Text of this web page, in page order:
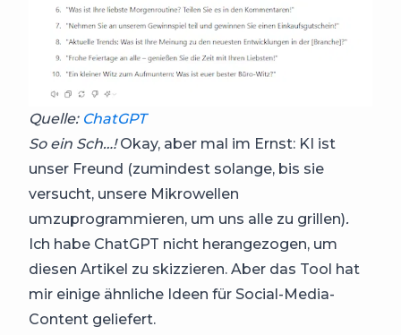
Quelle: ChatGPT
So ein Sch…!Okay, aber mal im Ernst: KI ist
unser Freund (zumindest solange, bis sie
versucht, unsere Mikrowellen
umzuprogrammieren, um uns alle zu grillen).
Ich habe ChatGPT nicht herangezogen, um
diesen Artikel zu skizzieren. Aber das Tool hat
mir einige ähnliche Ideen für Social-Media-
Content geliefert.